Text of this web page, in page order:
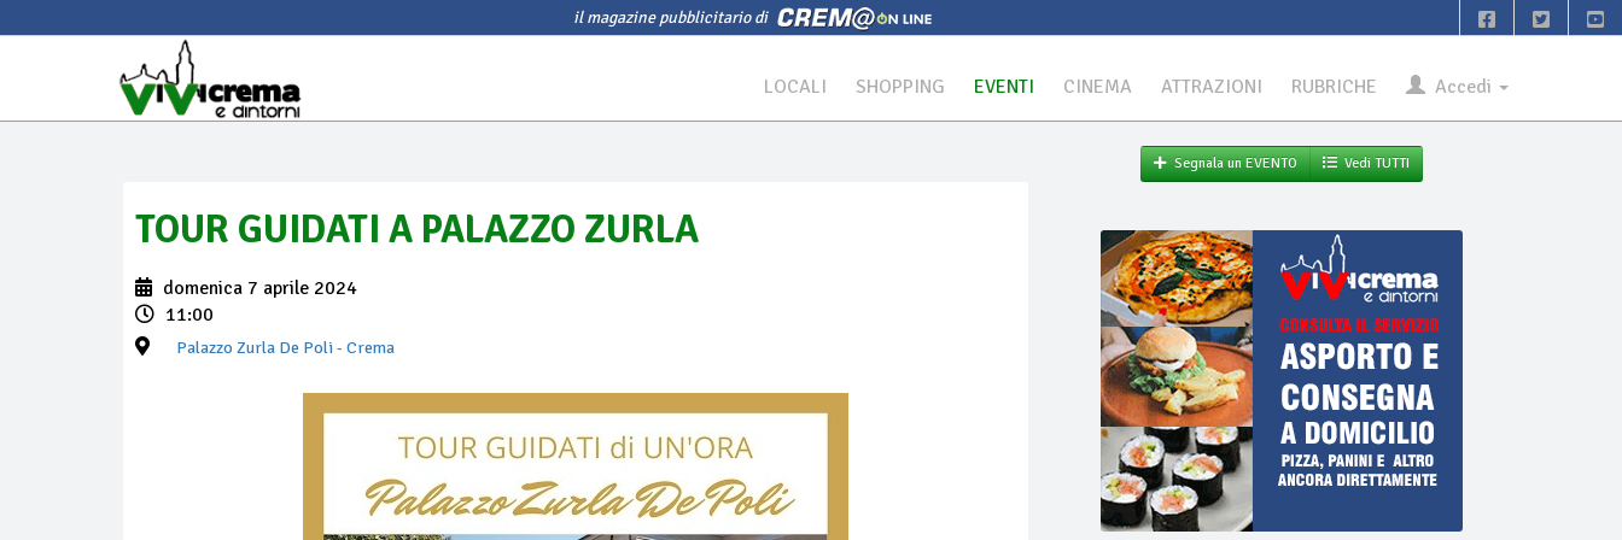
il magazine pubblicitario di
LOCALI SHOPPING EVENTI CINEMA ATTRAZIONI RUBRICHE Accedi
TOUR GUIDATI A PALAZZO ZURLA
domenica 7 aprile 2024
11:00
Palazzo Zurla De Poli - Crema
Segnala un EVENTO Vedi TUTTI